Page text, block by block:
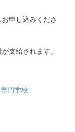
申し込みくださ
支給されます。
門学校